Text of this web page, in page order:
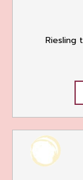
Riesling